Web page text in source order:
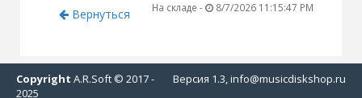
На складе - 8/7/2026 11:15:47 PM
Вернуться
Версия 1.3, info@musicdiskshop.ru
Copyright A.R.Soft © 2017 -
2025